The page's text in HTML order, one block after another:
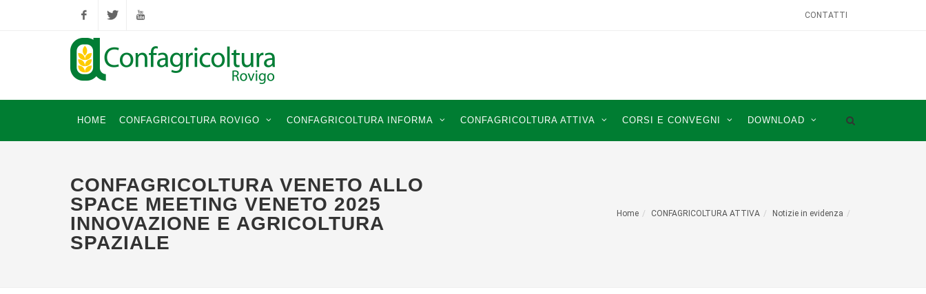
FacebookTwitter YouTube
CONTATTI
HOME CONFAGRICOLTURA ROVIGO CONFAGRICOLTURA INFORMA CONFAGRICOLTURA ATTIVA CORSI E CONVEGNI DOWNLOAD
CONFAGRICOLTURA VENETO ALLO
SPACE MEETING VENETO 2025
INNOVAZIONE E AGRICOLTURA
SPAZIALE
Home CONFAGRICOLTURA ATTIVA Notizie in evidenza